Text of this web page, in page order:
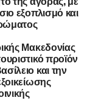
των μη
για
ίση
εντός
εξοπλισμό και
Μακεδονίας
προϊόν
και την